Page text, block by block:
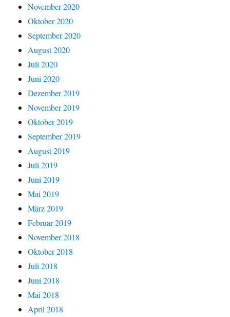
November 2020
Oktober 2020
September 2020
August 2020
Juli 2020
Juni 2020
Dezember 2019
November 2019
Oktober 2019
September 2019
August 2019
Juli 2019
Juni 2019
Mai 2019
März 2019
Februar 2019
November 2018
Oktober 2018
Juli 2018
Juni 2018
Mai 2018
April 2018